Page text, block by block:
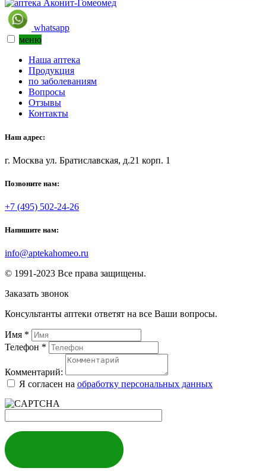
whatsapp
меню
Наша аптека
Продукция
по заболеваниям
Вопросы
Отзывы
Контакты
Наш адрес:
г. Москва ул. Братиславская, д.21 корп. 1
Позвоните нам:
+7 (495) 502-24-26
Напишите нам:
info@aptekahomeo.ru
© 1991-2023 Все права защищены.
Заказать звонок
Консультанты аптеки ответят на все Ваши вопросы.
Имя *
Телефон *
Комментарий:
Я согласен на обработку персональных данных